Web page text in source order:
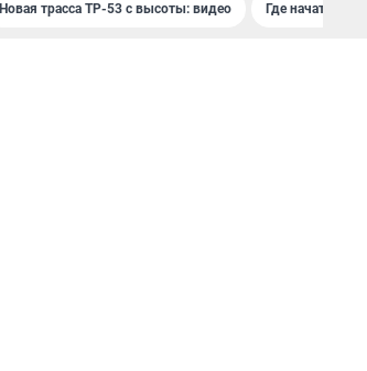
Новая трасса ТР-53 с высоты: видео Где начать